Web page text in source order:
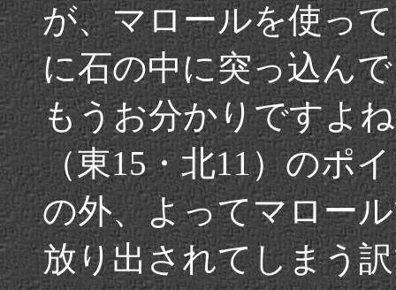
が、マロールを使っ
に石の中に突っ込ん
もうお分かりですよ
（東15・北11）のポ
の外、よってマロー
放り出されてしまう